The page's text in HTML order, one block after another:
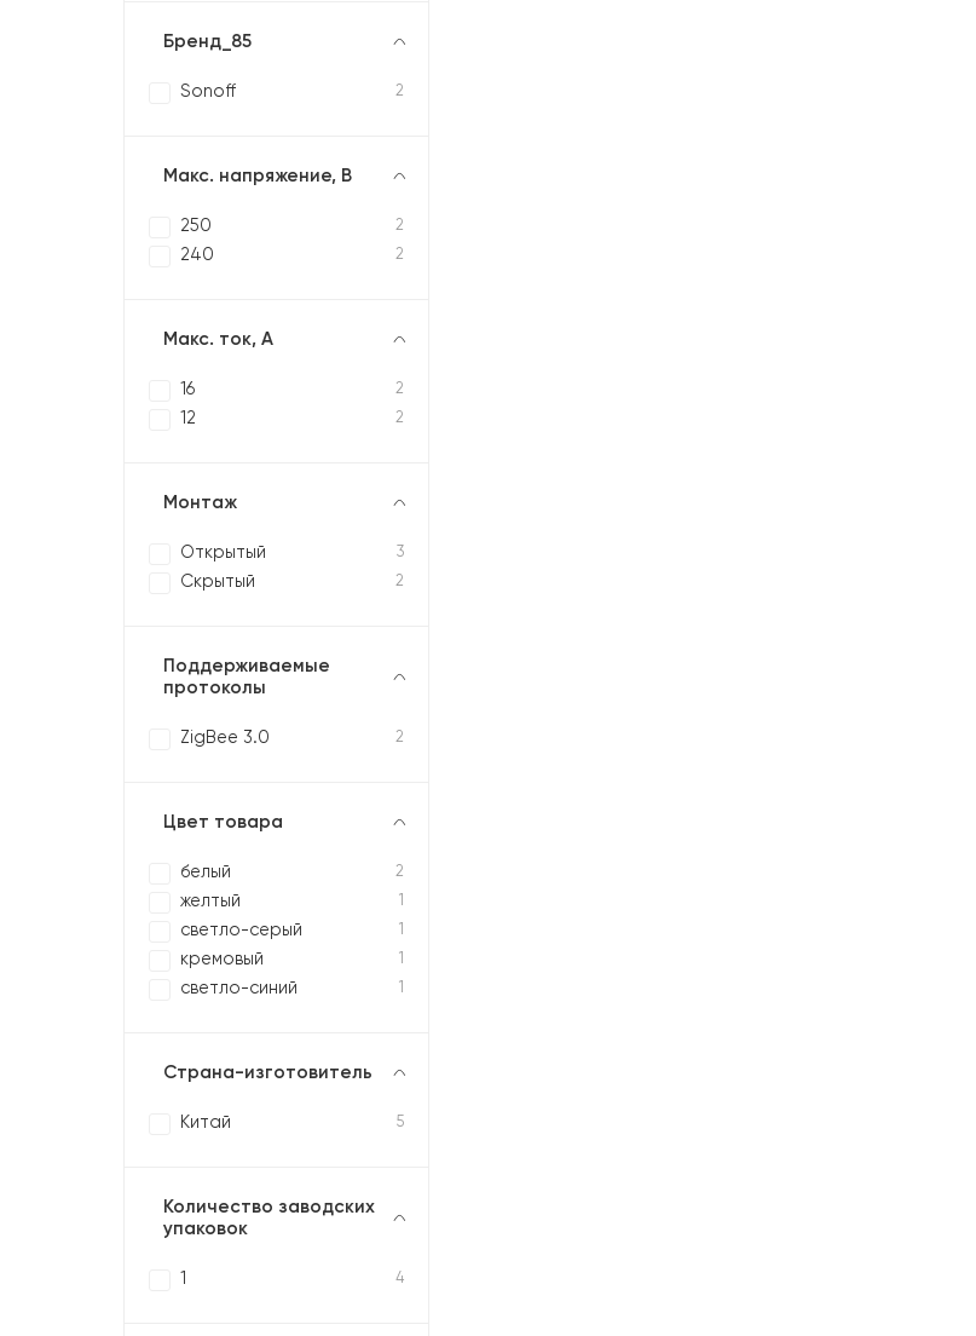
Бренд_85
Sonoff 2
Макс. напряжение, В
250 2
240 2
Макс. ток, А
16 2
12 2
Монтаж
Открытый 3
Скрытый 2
Поддерживаемые
протоколы
ZigBee 3.0 2
Цвет товара
белый 2
желтый 1
светло-серый 1
кремовый 1
светло-синий 1
Страна-изготовитель
Китай 5
Количество заводских
упаковок
1 4